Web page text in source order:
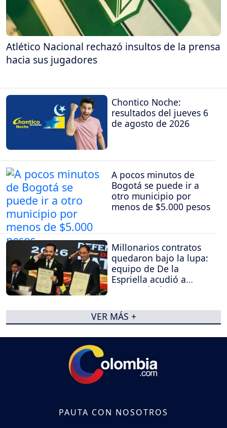
Atlético Nacional rechazó insultos de la prensa
hacia sus jugadores
Chontico Noche:
resultados del jueves 6
de agosto de 2026
A pocos minutos de
Bogotá se puede ir a
otro municipio por
menos de $5.000 pesos
Millonarios contratos
quedaron bajo la lupa:
equipo de De la
Espriella acudió a
Procuraduría y
VER MÁS +
PAUTA CON NOSOTROS